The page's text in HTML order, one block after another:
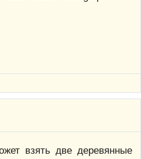
взять две деревянные